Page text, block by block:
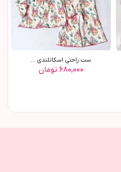
ست راحتي اسکاتلندي ...
۶۸۰,۰۰۰ تومان